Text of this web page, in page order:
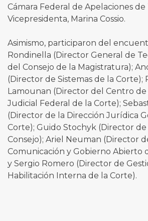
Cámara Federal de Apelaciones
Vicepresidenta, Marina Cossio.
Asimismo, participaron del
Rondinella (Director General de
del Consejo de la Magistratura);
(Director de Sistemas de la Corte);
Lamounan (Director del Centro de
Judicial Federal de la Corte);
(Director de la Dirección Jurídica
Corte); Guido Stochyk (Director de
Consejo); Ariel Neuman (Director
Comunicación y Gobierno Abierto
y Sergio Romero (Director de
Habilitación Interna de la Corte).